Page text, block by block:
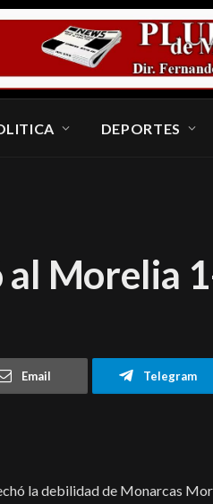
DEPORTES
Morelia
Email Telegram
la debilidad de Monarcas